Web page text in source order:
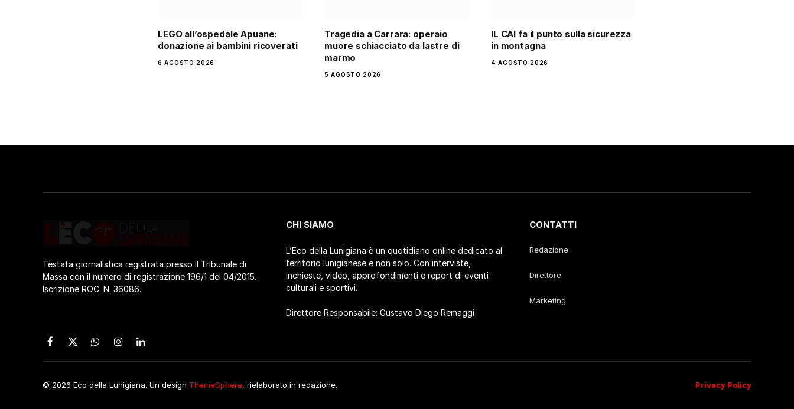
LEGO all’ospedale Apuane:
donazione ai bambini ricoverati
6 AGOSTO 2026
Tragedia a Carrara: operaio
muore schiacciato da lastre di
marmo
5 AGOSTO 2026
IL CAI fa il punto sulla sicurezza
in montagna
4 AGOSTO 2026
Testata giornalistica registrata presso il Tribunale di
Massa con il numero di registrazione 196/1 del 04/2015.
Iscrizione ROC. N. 36086.
CHI SIAMO
L’Eco della Lunigiana è un quotidiano online dedicato al
territorio lunigianese e non solo. Con interviste,
inchieste, video, approfondimenti e report di eventi
culturali e sportivi.
Direttore Responsabile: Gustavo Diego Remaggi
CONTATTI
Redazione
Direttore
Marketing
Facebook
X
(Twitter)
WhatsApp
Instagram
LinkedIn
© 2026 Eco della Lunigiana. Un design ThemeSphere, rielaborato in redazione. Privacy Policy